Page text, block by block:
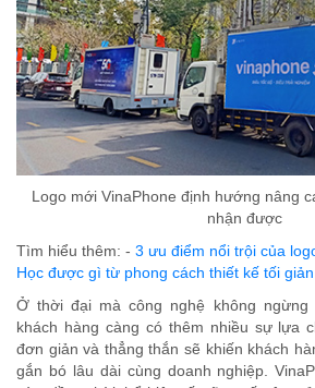
Logo mới VinaPhone định hướng nâng
nhận được
Tìm hiểu thêm: - 3 ưu điểm nổi trội của
Học được gì từ phong cách thiết kế tối
Ở thời đại mà công nghệ không ngừng
khách hàng càng có thêm nhiều sự lựa
đơn giản và thẳng thắn sẽ khiến khách
gắn bó lâu dài cùng doanh nghiệp.